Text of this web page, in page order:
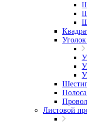
Полоса
Листовой